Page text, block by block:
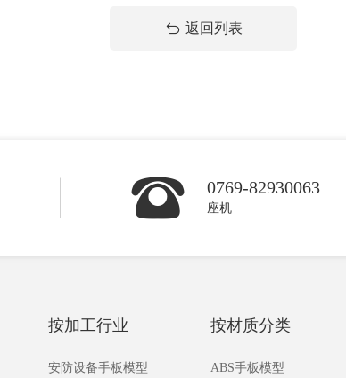
返回列表
0769-82930063
座机
按加工行业
安防设备手板模型
按材质分类
ABS手板模型